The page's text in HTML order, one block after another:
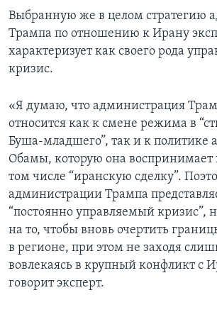
Выбранную же в целом стратегию
Трампа по отношению к Ирану
характеризует как своего рода
кризис.
«Я думаю, что администрация
относится как к смене режима в
Буша-младшего”, так и к политике
Обамы, которую она воспринимает
том числе “иранскую сделку”.
администрации Трампа
“постоянно управляемый кризис”,
на то, чтобы вновь очертить
в регионе, при этом не заходя
вовлекаясь в крупный конфликт с
говорит эксперт.